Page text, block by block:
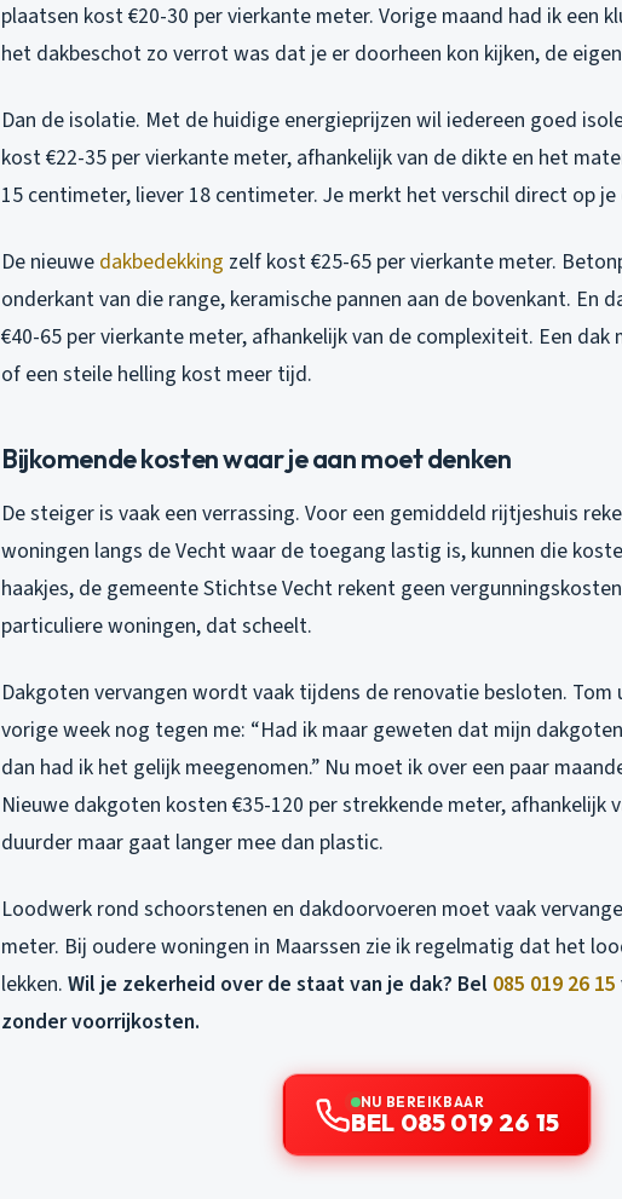
plaatsen kost €20-30 per vierkante meter. Vorige maand had ik een
het dakbeschot zo verrot was dat je er doorheen kon kijken, de
Dan de isolatie. Met de huidige energieprijzen wil iedereen goed
kost €22-35 per vierkante meter, afhankelijk van de dikte en het
15 centimeter, liever 18 centimeter. Je merkt het verschil direct op
De nieuwe dakbedekking zelf kost €25-65 per vierkante meter.
onderkant van die range, keramische pannen aan de bovenkant. En
€40-65 per vierkante meter, afhankelijk van de complexiteit. Een dak
of een steile helling kost meer tijd.
Bijkomende kosten waar je aan moet denken
De steiger is vaak een verrassing. Voor een gemiddeld rijtjeshuis
woningen langs de Vecht waar de toegang lastig is, kunnen die
haakjes, de gemeente Stichtse Vecht rekent geen
particuliere woningen, dat scheelt.
Dakgoten vervangen wordt vaak tijdens de renovatie besloten. Tom
vorige week nog tegen me: “Had ik maar geweten dat mijn
dan had ik het gelijk meegenomen.” Nu moet ik over een paar
Nieuwe dakgoten kosten €35-120 per strekkende meter, afhankelijk
duurder maar gaat langer mee dan plastic.
Loodwerk rond schoorstenen en dakdoorvoeren moet vaak
meter. Bij oudere woningen in Maarssen zie ik regelmatig dat het
lekken. Wil je zekerheid over de staat van je dak? Bel 085 019 26 15
zonder voorrijkosten.
NU BEREIKBAAR
BEL 085 019 26 15